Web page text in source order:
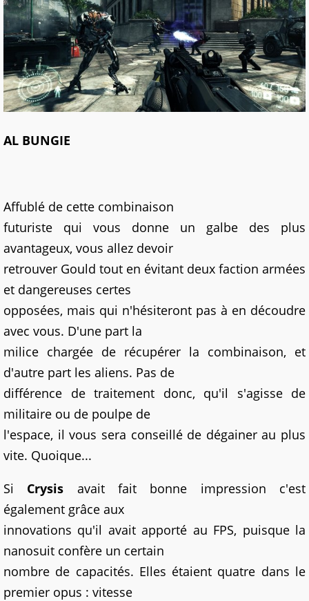
AL BUNGIE
Affublé de cette combinaison
futuriste qui vous donne un galbe des plus
avantageux, vous allez devoir
retrouver Gould tout en évitant deux faction armées
et dangereuses certes
opposées, mais qui n'hésiteront pas à en découdre
avec vous. D'une part la
milice chargée de récupérer la combinaison, et
d'autre part les aliens. Pas de
différence de traitement donc, qu'il s'agisse de
militaire ou de poulpe de
l'espace, il vous sera conseillé de dégainer au plus
vite. Quoique...
Si Crysis avait fait bonne impression c'est
également grâce aux
innovations qu'il avait apporté au FPS, puisque la
nanosuit confère un certain
nombre de capacités. Elles étaient quatre dans le
premier opus : vitesse